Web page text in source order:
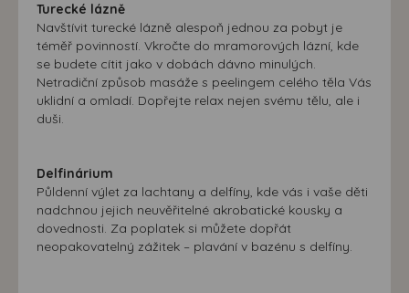
Turecké lázně
Navštívit turecké lázně alespoň jednou za pobyt je
téměř povinností. Vkročte do mramorových lázní, kde
se budete cítit jako v dobách dávno minulých.
Netradiční způsob masáže s peelingem celého těla Vás
uklidní a omladí. Dopřejte relax nejen svému tělu, ale i
duši.
Delfinárium
Půldenní výlet za lachtany a delfíny, kde vás i vaše děti
nadchnou jejich neuvěřitelné akrobatické kousky a
dovednosti. Za poplatek si můžete dopřát
neopakovatelný zážitek – plavání v bazénu s delfíny.